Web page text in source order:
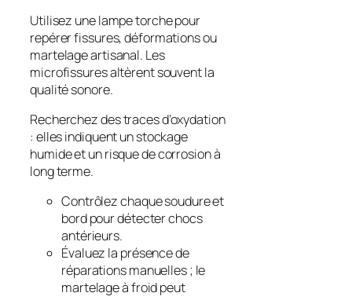
Utilisez une lampe torche pour
repérer fissures, déformations ou
martelage artisanal. Les
microfissures altèrent souvent la
qualité sonore.
Recherchez des traces d’oxydation
: elles indiquent un stockage
humide et un risque de corrosion à
long terme.
Contrôlez chaque soudure et
bord pour détecter chocs
antérieurs.
Évaluez la présence de
réparations manuelles ; le
martelage à froid peut